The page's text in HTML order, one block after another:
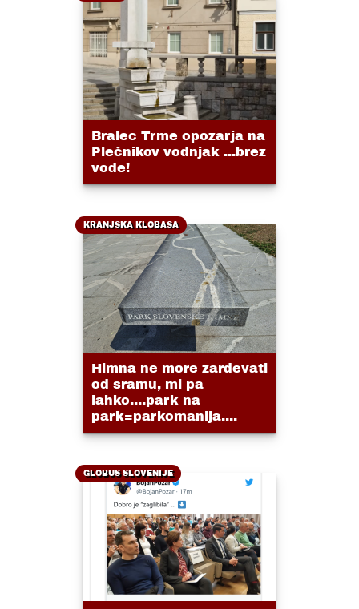
Bralec Trme opozarja na
Plečnikov vodnjak ...brez
vode!
KRANJSKA KLOBASA
Himna ne more zardevati
od sramu, mi pa
lahko....park na
park=parkomanija....
GLOBUS SLOVENIJE